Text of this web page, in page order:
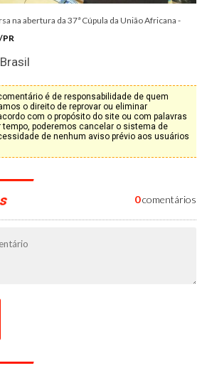
na abertura da 37ª Cúpula da União Africana -
PR
é de responsabilidade de quem
o direito de reprovar ou eliminar
com o propósito do site ou com palavras
tempo, poderemos cancelar o sistema de
de nenhum aviso prévio aos usuários
0comentários